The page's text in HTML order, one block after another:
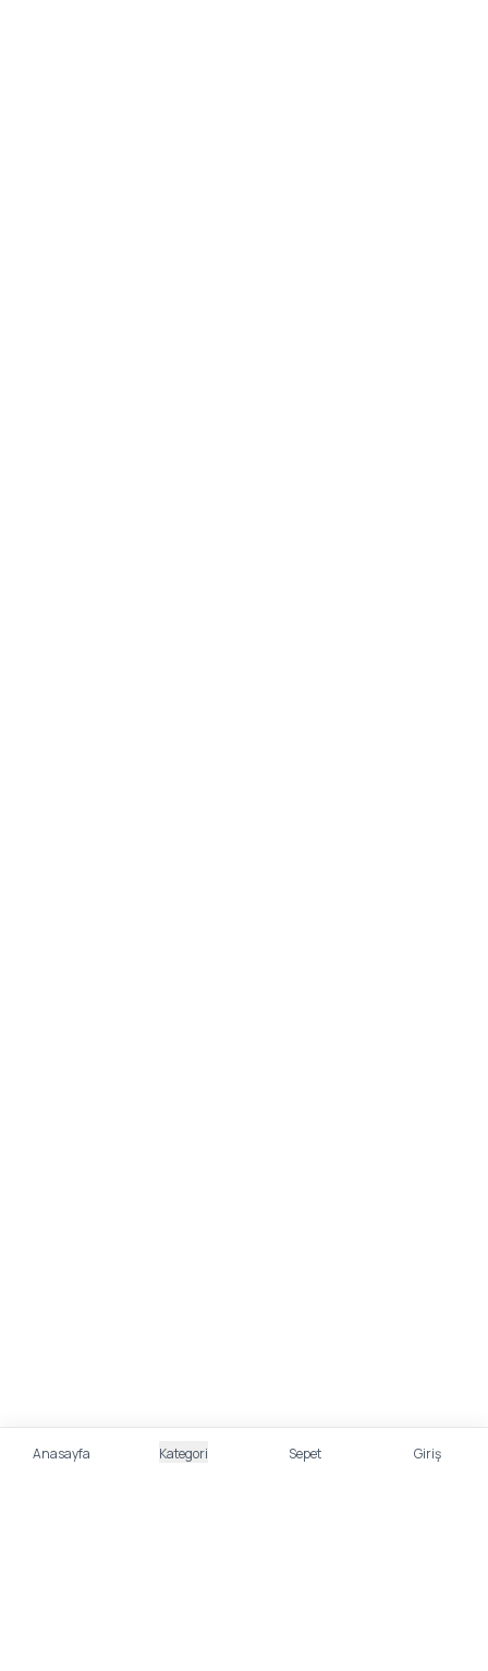
Anasayfa Kategori Sepet Giriş